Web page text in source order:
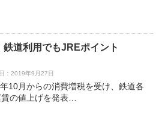
鉄道利用でもJREポイント
：2019年9月27日
10月からの消費増税を受け、鉄道各
の値上げを発表…